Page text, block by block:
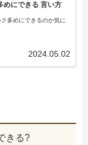
めにできる 言い方
多めにできるのか気に
2024.05.02
きる?